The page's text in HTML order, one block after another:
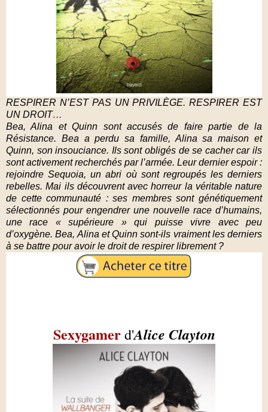
RESPIRER N’EST PAS UN PRIVILÈGE. RESPIRER EST
UN DROIT…
Bea, Alina et Quinn sont accusés de faire partie de la
Résistance. Bea a perdu sa famille, Alina sa maison et
Quinn, son insouciance. Ils sont obligés de se cacher car ils
sont activement recherchés par l’armée. Leur dernier espoir :
rejoindre Sequoia, un abri où sont regroupés les derniers
rebelles. Mai ils découvrent avec horreur la véritable nature
de cette communauté : ses membres sont génétiquement
sélectionnés pour engendrer une nouvelle race d’humains,
une race « supérieure » qui puisse vivre avec peu
d’oxygène. Bea, Alina et Quinn sont-ils vraiment les derniers
à se battre pour avoir le droit de respirer librement ?
Sexygamerd'Alice Clayton